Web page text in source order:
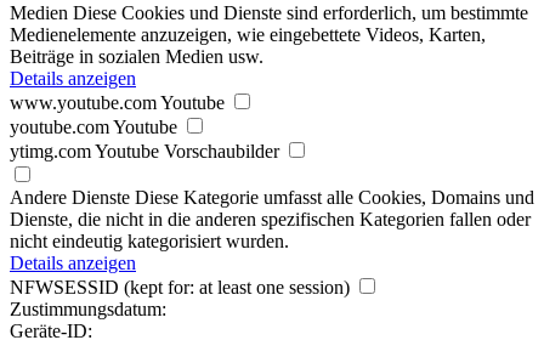
Medien Diese Cookies und Dienste sind erforderlich, um bestimmte
Medienelemente anzuzeigen, wie eingebettete Videos, Karten,
Beiträge in sozialen Medien usw.
Details anzeigen
www.youtube.comYoutube
youtube.comYoutube
ytimg.comYoutube Vorschaubilder
Andere Dienste Diese Kategorie umfasst alle Cookies, Domains und
Dienste, die nicht in die anderen spezifischen Kategorien fallen oder
nicht eindeutig kategorisiert wurden.
Details anzeigen
NFWSESSID (kept for: at least one session)
Zustimmungsdatum:
Geräte-ID: